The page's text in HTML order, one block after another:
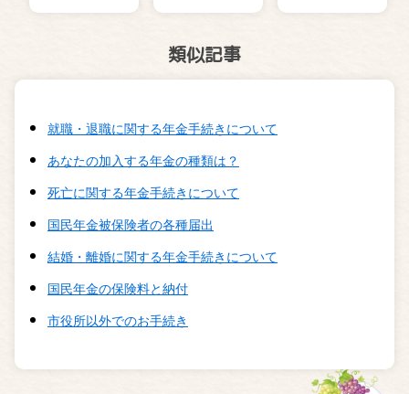
類似記事
就職・退職に関する年金手続きについて
あなたの加入する年金の種類は？
死亡に関する年金手続きについて
国民年金被保険者の各種届出
結婚・離婚に関する年金手続きについて
国民年金の保険料と納付
市役所以外でのお手続き